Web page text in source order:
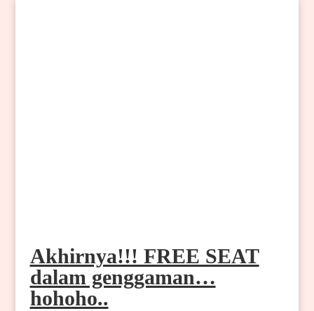
Akhirnya!!! FREE SEAT
dalam genggaman…
hohoho..